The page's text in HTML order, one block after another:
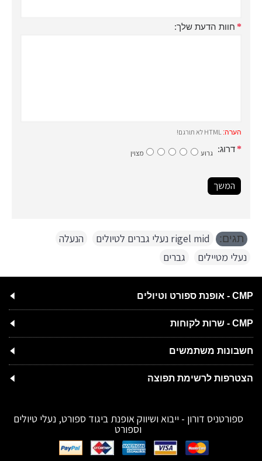
חוות הדעת שלך:
הערה:
דרוג: גרוע מצוין
המשך
תגים: rigel mid נעלי גברים לטיולים הנעלה
נעלי מטיילים
גברים
CMP - אופנת ספורט וטיולים
CMP - שרות לקוחות
חשבונות משתמשים
הצטרפות לרשימת תפוצה
ספורטניס דורון - ייבוא ושיווק אופנת ביגוד ספורט, נעלי טיולים
וספורט